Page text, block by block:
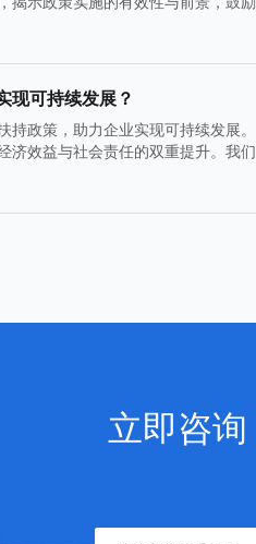
现可持续发展？
持政策，助力企业实现可持续发展
济效益与社会责任的双重提升。我
立即咨